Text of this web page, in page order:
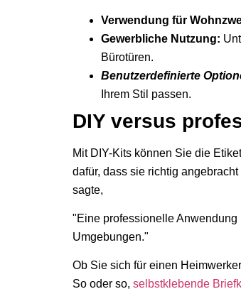
Verwendung für
Gewerbliche Nutzung:
Bürotüren.
Benutzerdefinierte
Ihrem Stil passen.
DIY versus
Mit DIY-Kits können Sie die
dafür, dass sie richtig
sagte,
"Eine professionelle
Umgebungen."
Ob Sie sich für einen
So oder so, selbstklebende